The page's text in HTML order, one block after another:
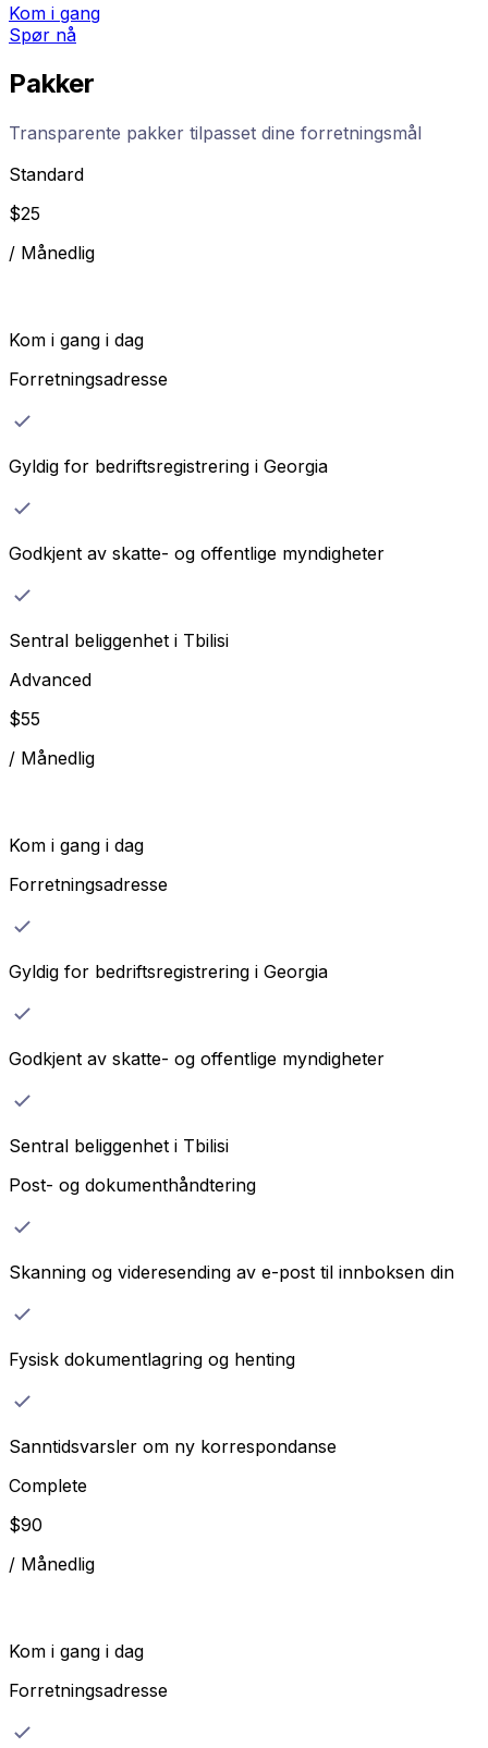
Kom i gang
Spør nå
Pakker
Transparente pakker tilpasset dine forretningsmål
Standard
$25
/ Månedlig
Kom i gang i dag
Forretningsadresse
Gyldig for bedriftsregistrering i Georgia
Godkjent av skatte- og offentlige myndigheter
Sentral beliggenhet i Tbilisi
Advanced
$55
/ Månedlig
Kom i gang i dag
Forretningsadresse
Gyldig for bedriftsregistrering i Georgia
Godkjent av skatte- og offentlige myndigheter
Sentral beliggenhet i Tbilisi
Post- og dokumenthåndtering
Skanning og videresending av e-post til innboksen din
Fysisk dokumentlagring og henting
Sanntidsvarsler om ny korrespondanse
Complete
$90
/ Månedlig
Kom i gang i dag
Forretningsadresse